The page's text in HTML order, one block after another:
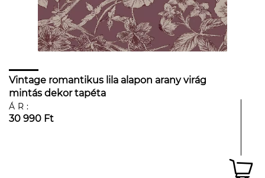
Vintage romantikus lila alapon arany virág
mintás dekor tapéta
ÁR:
30 990 Ft